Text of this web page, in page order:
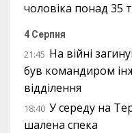
чоловіка понад 35
4 Серпня
21:45 На війні
був командиром
відділення
18:40 У середу на
шалена спека